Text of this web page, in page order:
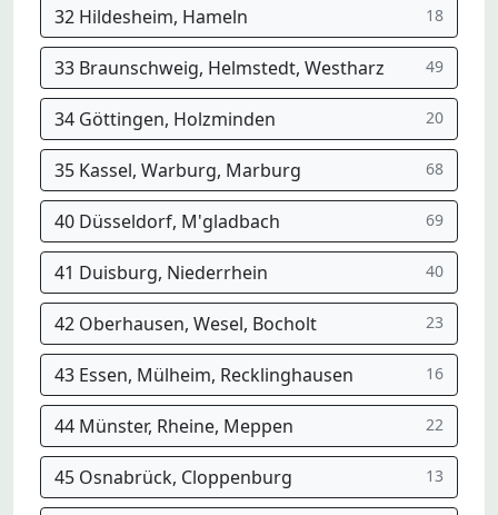
32 Hildesheim, Hameln 18
33 Braunschweig, Helmstedt, Westharz 49
34 Göttingen, Holzminden 20
35 Kassel, Warburg, Marburg 68
40 Düsseldorf, M'gladbach 69
41 Duisburg, Niederrhein 40
42 Oberhausen, Wesel, Bocholt 23
43 Essen, Mülheim, Recklinghausen 16
44 Münster, Rheine, Meppen 22
45 Osnabrück, Cloppenburg 13